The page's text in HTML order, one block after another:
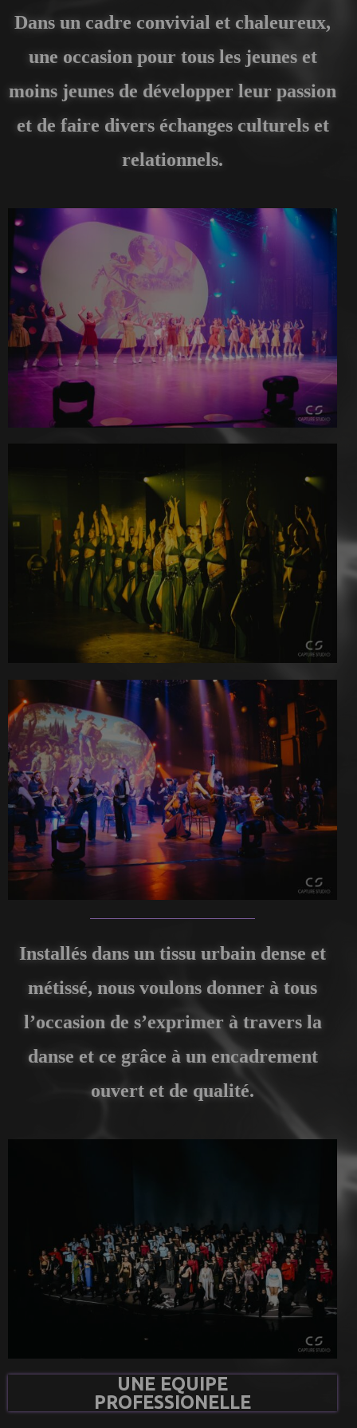
Dans un cadre convivial et chaleureux,
une occasion pour tous les jeunes et
moins jeunes de développer leur passion
et de faire divers échanges culturels et
relationnels.
Installés dans un tissu urbain dense et
métissé, nous voulons donner à tous
l’occasion de s’exprimer à travers la
danse et ce grâce à un encadrement
ouvert et de qualité.
UNE EQUIPE
PROFESSIONELLE